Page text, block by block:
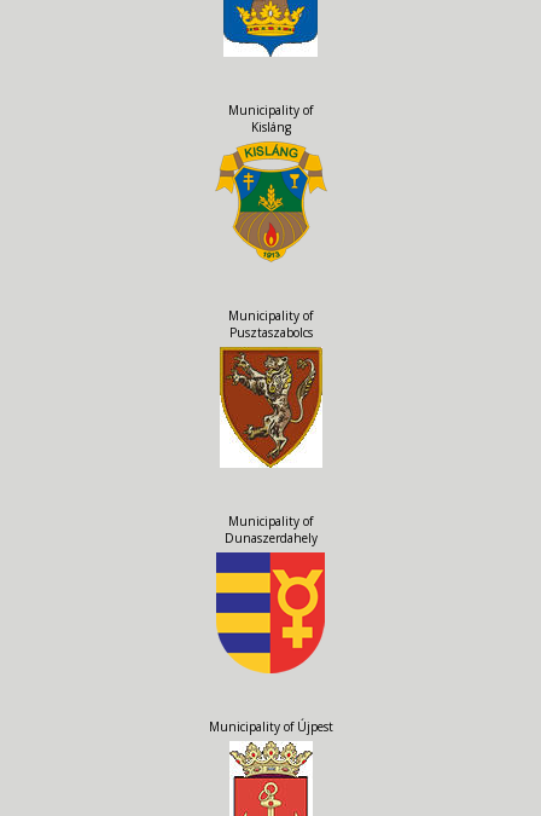
Municipality of
Kisláng
Municipality of
Pusztaszabolcs
Municipality of
Dunaszerdahely
Municipality of Újpest